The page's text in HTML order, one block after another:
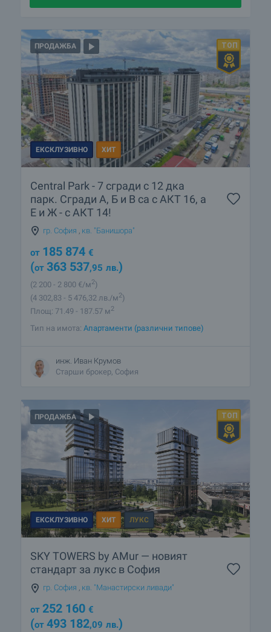
ПРОДАЖБА
ЕКСКЛУЗИВНО ХИТ
Central Park - 7 сгради с 12 дка
парк. Сгради А, Б и В са с АКТ 16, а
Е и Ж - с АКТ 14!
гр. София кв. "Банишора"
от 185 874 €
(от 363 537,95 лв.)
(2 200 - 2 800 €/м2)
(4 302,83 - 5 476,32 лв./м2)
Площ: 71.49 - 187.57 м2
Тип на имота: Апартаменти (различни типове)
инж. Иван Крумов
Старши брокер, София
ПРОДАЖБА
ЕКСКЛУЗИВНО ХИТ ЛУКС
SKY TOWERS by AMur — новият
стандарт за лукс в София
гр. София , кв. "Манастирски ливади"
от 252 160 €
(от 493 182,09 лв.)